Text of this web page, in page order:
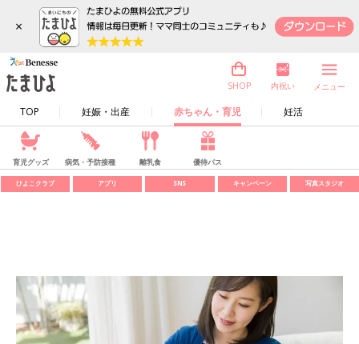
×
TOP 妊娠・出産 赤ちゃん・育児 妊活
SHOP 内祝い メニュー
育児グッズ 病気・予防接種 離乳食 優待パス
ひよこクラブ アプリ SNS キャンペーン 写真スタジオ